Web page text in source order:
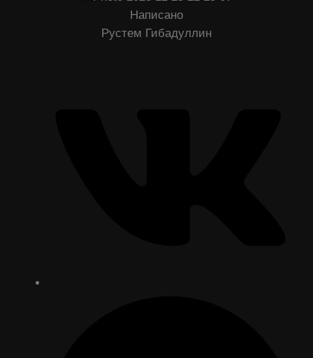
Написано
Рустем Гибадуллин